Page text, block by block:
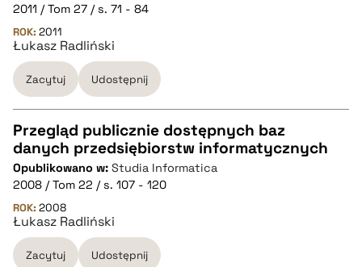
2011 / Tom 27 / s. 71 - 84
ROK: 2011
Łukasz Radliński
Zacytuj Udostępnij
CZYSTY TEKST
pobierz cytat
BIBTEX
Przegląd publicznie dostępnych baz
danych przedsiębiorstw informatycznych
Opublikowano w: Studia Informatica
2008 / Tom 22 / s. 107 - 120
ROK: 2008
Łukasz Radliński
Zacytuj Udostępnij